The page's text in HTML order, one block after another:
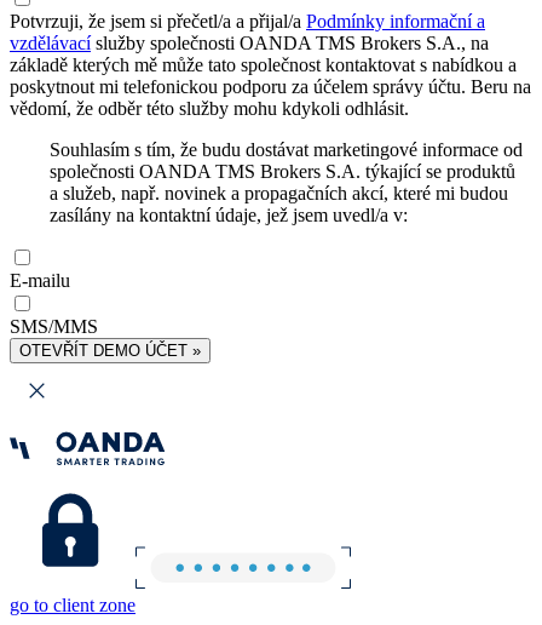
Potvrzuji, že jsem si přečetl/a a přijal/a Podmínky informační a
vzdělávacíslužby společnosti OANDA TMS Brokers S.A., na
základě kterých mě může tato společnost kontaktovat s nabídkou a
poskytnout mi telefonickou podporu za účelem správy účtu. Beru na
vědomí, že odběr této služby mohu kdykoli odhlásit.
Souhlasím s tím, že budu dostávat marketingové informace od
společnosti OANDA TMS Brokers S.A. týkající se produktů
a služeb, např. novinek a propagačních akcí, které mi budou
zasílány na kontaktní údaje, jež jsem uvedl/a v:
E-mailu
SMS/MMS
OTEVŘÍT DEMO ÚČET »
go to client zone